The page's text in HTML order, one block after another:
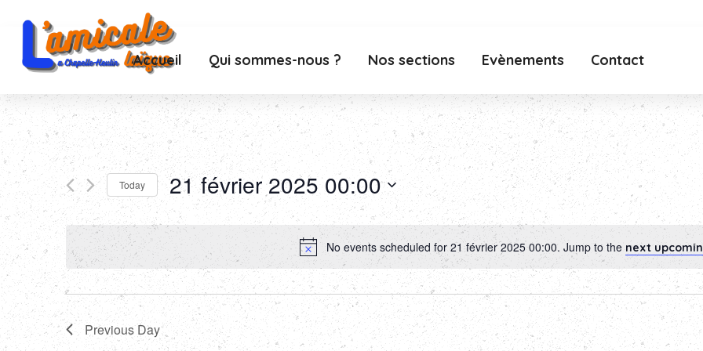
Accueil Qui sommes-nous ? Nos sections Evènements Contact
No events scheduled for 21 février 2025 00:00. Jump to the next
Today 21 février 2025 00:00
Select
date.
Previous Day